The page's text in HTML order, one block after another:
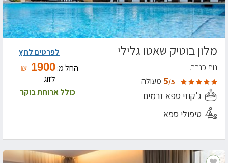
מלון בוטיק שאטו גלילי
נוף כנרת
5/5 מעולה
ג'קוזי ספא זרמים
טיפולי ספא
החל מ:1900
₪
לזוג
כולל ארוחת בוקר
לפרטים לחץ